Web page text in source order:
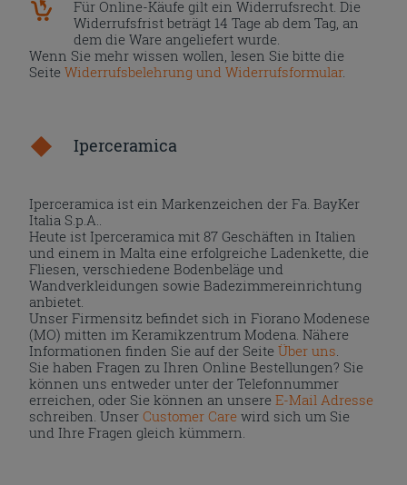
Für Online-Käufe gilt ein Widerrufsrecht. Die
Widerrufsfrist beträgt 14 Tage ab dem Tag, an
dem die Ware angeliefert wurde.
Wenn Sie mehr wissen wollen, lesen Sie bitte die
SeiteWiderrufsbelehrung und Widerrufsformular.
Iperceramica
Iperceramica ist ein Markenzeichen der Fa. BayKer
Italia S.p.A..
Heute ist Iperceramica mit 87 Geschäften in Italien
und einem in Malta eine erfolgreiche Ladenkette, die
Fliesen, verschiedene Bodenbeläge und
Wandverkleidungen sowie Badezimmereinrichtung
anbietet.
Unser Firmensitz befindet sich in Fiorano Modenese
(MO) mitten im Keramikzentrum Modena. Nähere
Informationen finden Sie auf der Seite Über uns
Sie haben Fragen zu Ihren Online Bestellungen? Sie
können uns entweder unter der Telefonnummer
erreichen, oder Sie können an unsereE-Mail Adresse
schreiben. UnserCustomer Care wird sich um Sie
und Ihre Fragen gleich kümmern.